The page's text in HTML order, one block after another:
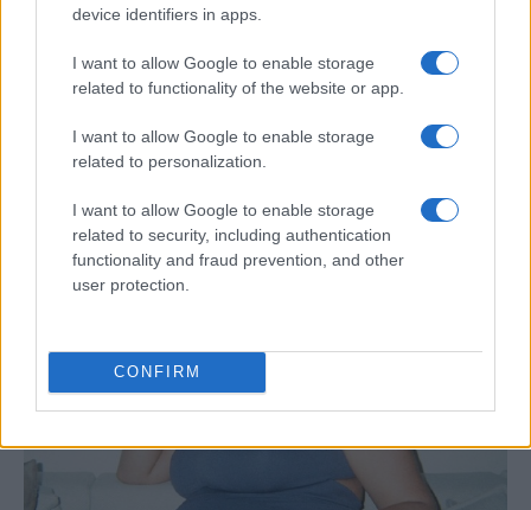
device identifiers in apps.
I want to allow Google to enable storage
related to functionality of the website or app.
I want to allow Google to enable storage
related to personalization.
I want to allow Google to enable storage
related to security, including authentication
functionality and fraud prevention, and other
user protection.
CONFIRM
Toni Kroos comenta la sustitución que
recordó Carlo Ancelotti y la califica de
error
Toni Kroos replicó con sentido del humor la…